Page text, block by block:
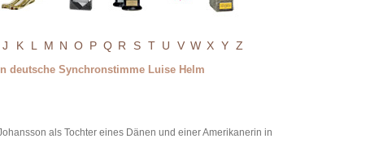
J K L M N O P Q R S T U V W X Y Z
deutsche Synchronstimme Luise Helm
als Tochter eines Dänen und einer Amerikanerin in